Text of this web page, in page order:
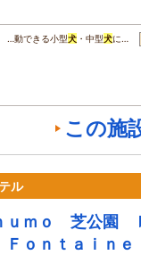
…動できる小型犬 ・中型犬に…
この施
ル
ｕｍｏ 芝公園
ｏｎｔａｉｎｅ